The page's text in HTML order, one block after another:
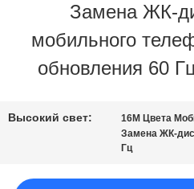
КОМПАНИИ
НАША
ФАБРИКА
КОНТРОЛЬ
Замена ЖК-
мобильного
обновления 60
Высокий свет: 16M Цвета
Замена ЖК-
Гц